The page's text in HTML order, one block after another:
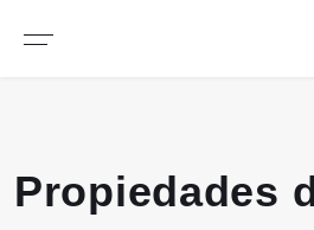
Propiedades